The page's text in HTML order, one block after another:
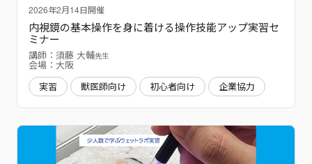
2026年2月14日開催
内視鏡の基本操作を身に着ける操作技能アップ実習セ
ミナー
講師：須藤 大輔先生
会場：大阪
実習
獣医師向け 初心者向け 企業協力